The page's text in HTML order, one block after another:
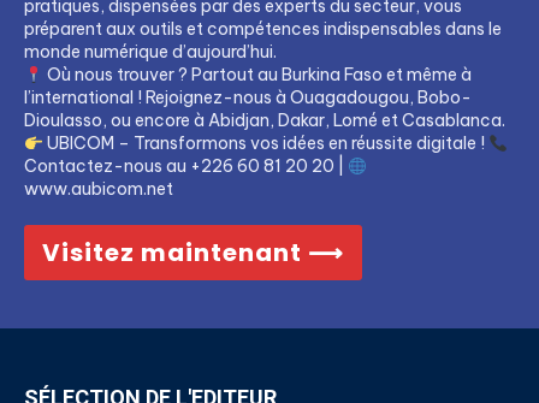
pratiques, dispensées par des experts du secteur, vous
préparent aux outils et compétences indispensables dans le
monde numérique d’aujourd’hui.
Où nous trouver ? Partout au Burkina Faso et même à
l’international ! Rejoignez-nous à Ouagadougou, Bobo-
Dioulasso, ou encore à Abidjan, Dakar, Lomé et Casablanca.
UBICOM – Transformons vos idées en réussite digitale !
Contactez-nous au +226 60 81 20 20 |
www.aubicom.net
Visitez maintenant ⟶
SÉLECTION DE L'EDITEUR